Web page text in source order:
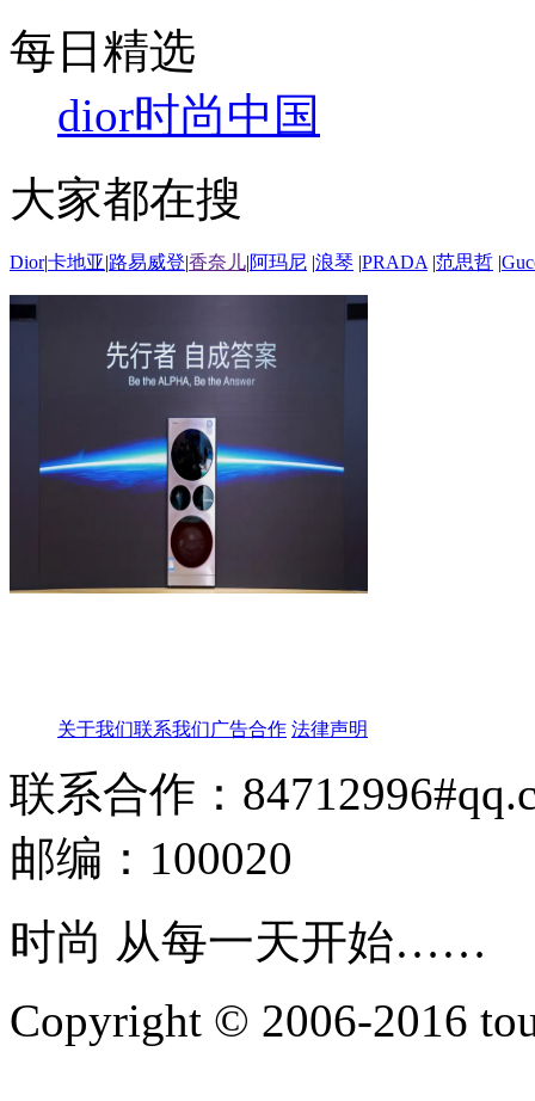
每日精选
dior时尚中国
大家都在搜
Dior|卡地亚|路易威登|香奈儿|阿玛尼 |浪琴 |PRADA |范思哲 |
关于我们联系我们广告合作 法律声明
联系合作：
邮编：100020
时尚 从每一天开始……
Copyright © 2006-2016